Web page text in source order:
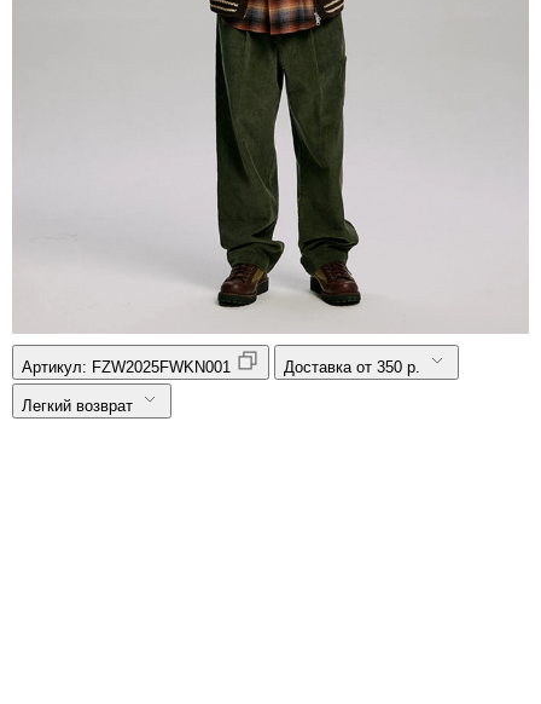
Артикул: FZW2025FWKN001 Доставка от 350 р.
Легкий возврат